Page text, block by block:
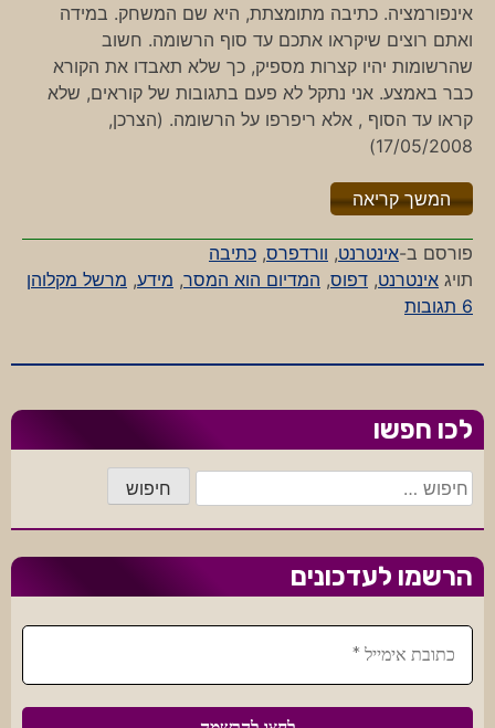
אינפורמציה. כתיבה מתומצתת, היא שם המשחק. במידה
ואתם רוצים שיקראו אתכם עד סוף הרשומה. חשוב
שהרשומות יהיו קצרות מספיק, כך שלא תאבדו את הקורא
כבר באמצע. אני נתקל לא פעם בתגובות של קוראים, שלא
קראו עד הסוף , אלא ריפרפו על הרשומה. (הצרכן,
17/05/2008)
המשך קריאה"%s"
פורסם ב-אינטרנט, וורדפרס, כתיבה
תויג אינטרנט, דפוס, המדיום הוא המסר, מידע, מרשל מקלוהן
6 תגובות
על
הוא
לכו חפשו
חיפוש:
הרשמו לעדכונים